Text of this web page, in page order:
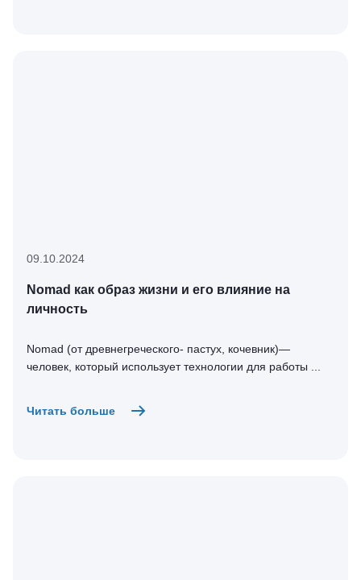
09.10.2024
Nomad как образ жизни и его влияние на
личность
Nomad (от древнегреческого- пастух, кочевник)—
человек, который использует технологии для работы ...
Читать больше